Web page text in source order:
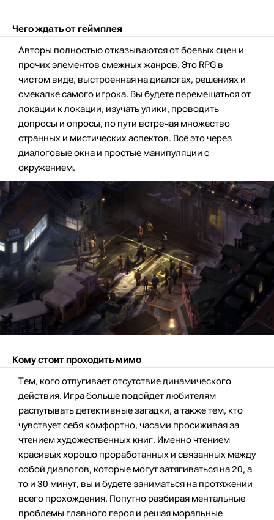
Чего ждать от геймплея
Авторы полностью отказываются от боевых сцен и
прочих элементов смежных жанров. Это RPG в
чистом виде, выстроенная на диалогах, решениях и
смекалке самого игрока. Вы будете перемещаться от
локации к локации, изучать улики, проводить
допросы и опросы, по пути встречая множество
странных и мистических аспектов. Всё это через
диалоговые окна и простые манипуляции с
окружением.
Кому стоит проходить мимо
Тем, кого отпугивает отсутствие динамического
действия. Игра больше подойдет любителям
распутывать детективные загадки, а также тем, кто
чувствует себя комфортно, часами просиживая за
чтением художественных книг. Именно чтением
красивых хорошо проработанных и связанных между
собой диалогов, которые могут затягиваться на 20, а
то и 30 минут, вы и будете заниматься на протяжении
всего прохождения. Попутно разбирая ментальные
проблемы главного героя и решая моральные